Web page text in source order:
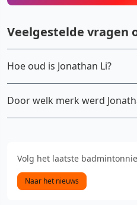
Veelgestelde vragen
Hoe oud is Jonathan Li?
Door welk merk werd
Volg het laatste
Naar het nieuws